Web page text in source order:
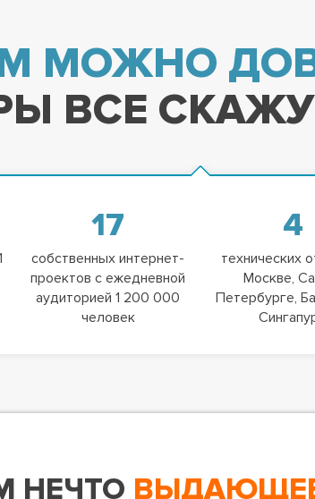
МОЖНО
ВСЕ
17
собственных интернет-
проектов с ежедневной
аудиторией 1 200 000
человек
4
технических
Москве,
Петербурге,
НЕЧТО